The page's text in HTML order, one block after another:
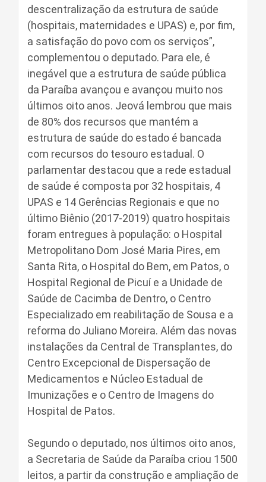
descentralização da estrutura de saúde
(hospitais, maternidades e UPAS) e, por fim,
a satisfação do povo com os serviços”,
complementou o deputado. Para ele, é
inegável que a estrutura de saúde pública
da Paraíba avançou e avançou muito nos
últimos oito anos. Jeová lembrou que mais
de 80% dos recursos que mantém a
estrutura de saúde do estado é bancada
com recursos do tesouro estadual. O
parlamentar destacou que a rede estadual
de saúde é composta por 32 hospitais, 4
UPAS e 14 Gerências Regionais e que no
último Biênio (2017-2019) quatro hospitais
foram entregues à população: o Hospital
Metropolitano Dom José Maria Pires, em
Santa Rita, o Hospital do Bem, em Patos, o
Hospital Regional de Picuí e a Unidade de
Saúde de Cacimba de Dentro, o Centro
Especializado em reabilitação de Sousa e a
reforma do Juliano Moreira. Além das novas
instalações da Central de Transplantes, do
Centro Excepcional de Dispersação de
Medicamentos e Núcleo Estadual de
Imunizações e o Centro de Imagens do
Hospital de Patos.
Segundo o deputado, nos últimos oito anos,
a Secretaria de Saúde da Paraíba criou 1500
leitos, a partir da construção e ampliação de